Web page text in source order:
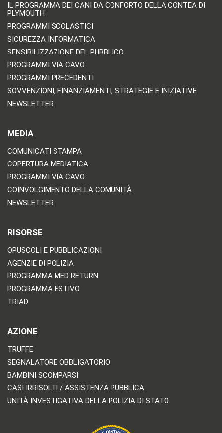
IL PROGRAMMA DEI CANI DA CONFORTO DELLA CONTEA DI
PLYMOUTH
PROGRAMMI SCOLASTICI
SICUREZZA INFORMATICA
SENSIBILIZZAZIONE DEL PUBBLICO
PROGRAMMI VIA CAVO
PROGRAMMI PRECEDENTI
SOVVENZIONI, FINANZIAMENTI, STRATEGIE E INIZIATIVE
NEWSLETTER
MEDIA
COMUNICATI STAMPA
COPERTURA MEDIATICA
PROGRAMMI VIA CAVO
COINVOLGIMENTO DELLA COMUNITÀ
NEWSLETTER
RISORSE
OPUSCOLI E PUBBLICAZIONI
AGENZIE DI POLIZIA
PROGRAMMA MED RETURN
PROGRAMMA ESTIVO
TRIAD
AZIONE
TRUFFE
SEGNALATORE OBBLIGATORIO
BAMBINI SCOMPARSI
CASI IRRISOLTI / ASSISTENZA PUBBLICA
UNITÀ INVESTIGATIVA DELLA POLIZIA DI STATO